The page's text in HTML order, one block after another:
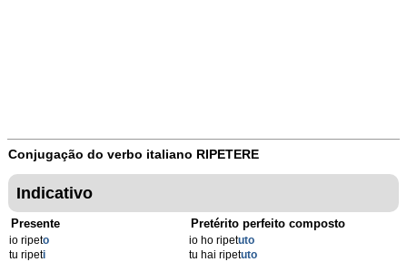
Conjugação do verbo italiano RIPETERE
Indicativo
Presente
io ripeto
tu ripeti
Pretérito perfeito composto
io ho ripetuto
tu hai ripetuto